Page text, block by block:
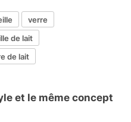
verre
de lait
de lait
et le même concept